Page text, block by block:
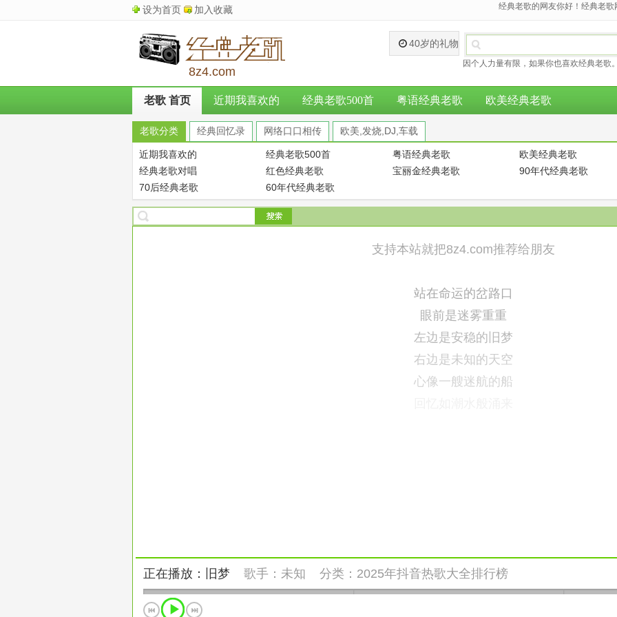
设为首页 加入收藏 经典老歌的网友你好！经典老
8z4.com
40岁的礼物
因个人力量有限，如果你也喜欢经典老歌
老歌 首页 近期我喜欢的 经典老歌500首 粤语经典老歌 欧美经典老歌
老歌分类 经典回忆录 网络口口相传 欧美,发烧,DJ,车载
近期我喜欢的 经典老歌500首 粤语经典老歌 欧美经典老歌
经典老歌对唱
红色经典老歌 宝丽金经典老歌 90年代经典老歌
70后经典老歌
60年代经典老歌
支持本站就把8z4.com推荐给朋友
站在命运的岔路口
眼前是迷雾重重
左边是安稳的旧梦
右边是未知的天空
心像一艘迷航的船
正在播放：旧梦 歌手： 未知 分类： 2025年抖音热歌大全排行榜